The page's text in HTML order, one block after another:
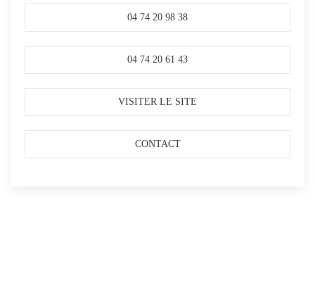
04 74 20 98 38
04 74 20 61 43
VISITER LE SITE
CONTACT